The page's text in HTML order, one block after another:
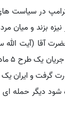
ترامپ در
آقا (آیت
دیگر حمله ای